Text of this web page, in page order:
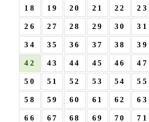
18 19 20 21 22 23
26 27 28 29 30 31
34 35 36 37 38 39
42 43 44 45 46 47
50 51 52 53 54 55
58 59 60 61 62 63
66 67 68 69 70 71